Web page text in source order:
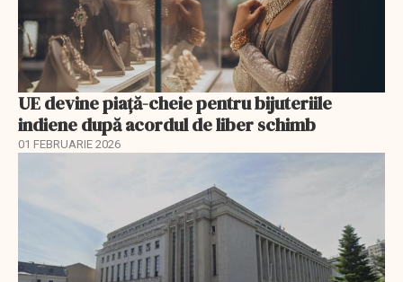
UE devine piață-cheie pentru bijuteriile
indiene după acordul de liber schimb
01 FEBRUARIE 2026